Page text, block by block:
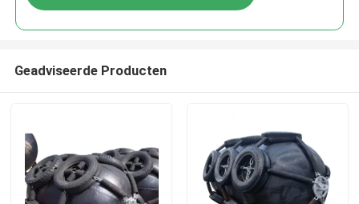
Geadviseerde Producten